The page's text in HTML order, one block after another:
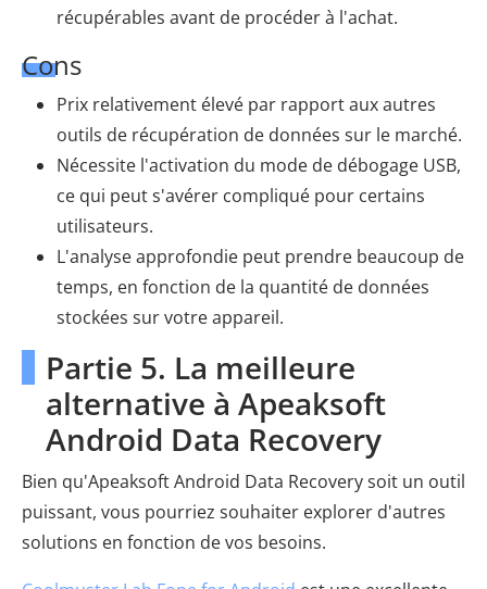
récupérables avant de procéder à l'achat.
Cons
Prix ​​relativement élevé par rapport aux autres
outils de récupération de données sur le marché.
Nécessite l'activation du mode de débogage USB,
ce qui peut s'avérer compliqué pour certains
utilisateurs.
L'analyse approfondie peut prendre beaucoup de
temps, en fonction de la quantité de données
stockées sur votre appareil.
Partie 5. La meilleure
alternative à Apeaksoft
Android Data Recovery
Bien qu'Apeaksoft Android Data Recovery soit un outil
puissant, vous pourriez souhaiter explorer d'autres
solutions en fonction de vos besoins.